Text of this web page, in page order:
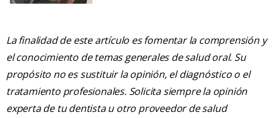
La finalidad de este artículo es fomentar la comprensión y
el conocimiento de temas generales de salud oral. Su
propósito no es sustituir la opinión, el diagnóstico o el
tratamiento profesionales. Solicita siempre la opinión
experta de tu dentista u otro proveedor de salud